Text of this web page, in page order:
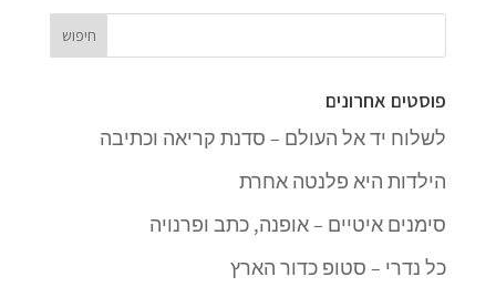
פוסטים אחרונים
לשלוח יד אל העולם – סדנת קריאה וכתיבה
הילדות היא פלנטה אחרת
סימנים איטיים – אופנה, כתב ופרנויה
כל נדרי – סטופ כדור הארץ